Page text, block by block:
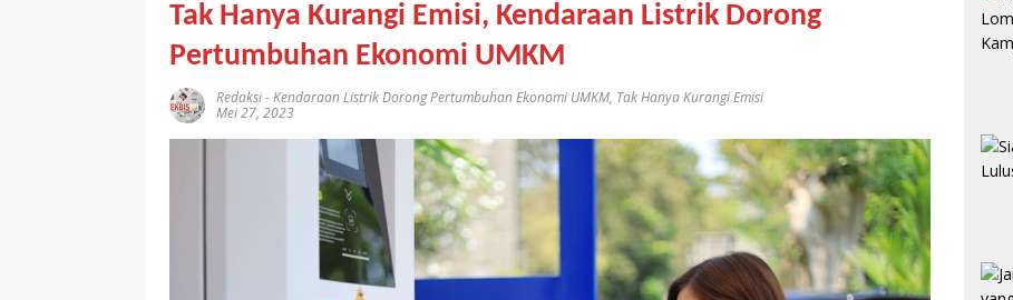
Tak Hanya Kurangi Emisi, Kendaraan Listrik Dorong
Pertumbuhan Ekonomi UMKM
Redaksi-Kendaraan Listrik Dorong Pertumbuhan Ekonomi UMKM, Tak Hanya Kurangi Emisi
Mei 27, 2023